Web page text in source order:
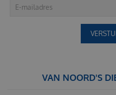
VAN NOORD'S